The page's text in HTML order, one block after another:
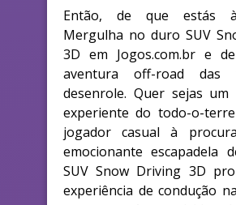
Então, de que estás
Mergulha no duro SUV
3D em Jogos.com.br e
aventura off-road das
desenrole. Quer sejas um
experiente do todo-o-
jogador casual à
emocionante escapadela
SUV Snow Driving 3D
experiência de condução